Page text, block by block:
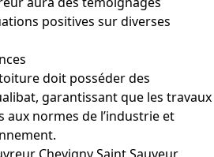
positives sur diverses
doit posséder des
garantissant que les travaux
normes de l’industrie et
Chevigny Saint Sauveur